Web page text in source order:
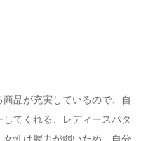
品が充実しているので、自
てくれる、レディースパタ